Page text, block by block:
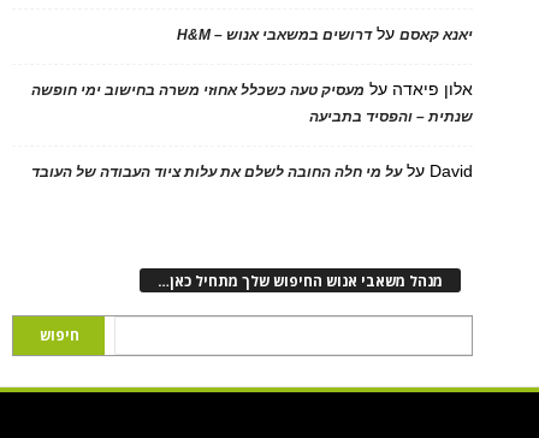
יאנא קאסםעלדרושים במשאבי אנוש – H&M
אלון פיאדה על מעסיק טעה כשכלל אחוזי משרה בחישוב ימי חופשה
שנתית – והפסיד בתביעה
David עלעל מי חלה החובה לשלם את עלות ציוד העבודה של העובד
מנהל משאבי אנוש החיפוש שלך מתחיל כאן…